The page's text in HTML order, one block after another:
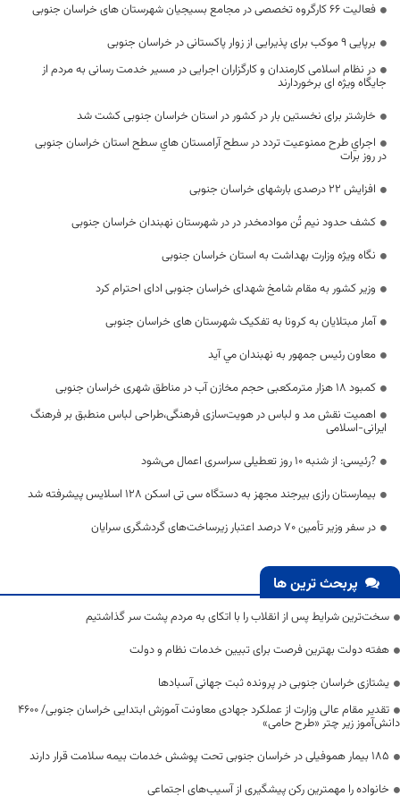
فعالیت ۶۶ کارگروه تخصصی در مجامع بسیجیان شهرستان های خراسان جنوبی
برپایی ۹ موکب برای پذیرایی از زوار پاکستانی در خراسان جنوبی
در نظام اسلامی كارمندان و كارگزاران اجرايی در مسير خدمت رسانی به مردم از
جايگاه ويژه ای برخوردارند
خارشتر برای نخستین بار در کشور در استان خراسان جنوبی کشت شد
اجراي طرح ممنوعيت تردد در سطح آرامستان هاي سطح استان خراسان جنوبی
در روز برات
افزایش 22 درصدی بارشهای خراسان جنوبی
کشف حدود نیم تُن موادمخدر در در شهرستان نهبندان خراسان جنوبی
نگاه ویژه وزارت بهداشت به استان خراسان جنوبی
وزیر کشور به مقام شامخ شهدای خراسان جنوبی ادای احترام کرد
آمار مبتلایان به کرونا به تفکیک شهرستان های خراسان جنوبی
معاون رئيس جمهور به نهبندان مي آيد
کمبود ۱۸ هزار مترمکعبی حجم مخازن آب در مناطق شهری خراسان جنوبی
اهمیت نقش مد و لباس در هویت‌سازی فرهنگی،طراحی لباس‌ منطبق بر فرهنگ
ایرانی-اسلامی
?رئیسی: از شنبه ۱۰ روز تعطیلی سراسری اعمال می‌شود
بیمارستان رازی بیرجند مجهز به دستگاه سی تی اسکن ۱۲۸ اسلایس پیشرفته شد
در سفر وزیر تأمین ۷۰ درصد اعتبار زیرساخت‌های گردشگری سرایان
پربحث ترین ها
سخت‌ترین شرایط پس از انقلاب را با اتکای به مردم پشت سر گذاشتیم
هفته دولت بهترین فرصت برای تبیین خدمات نظام و دولت
یشتازی خراسان جنوبی در پرونده ثبت جهانی آسبادها
تقدیر مقام عالی وزارت از عملکرد جهادی معاونت آموزش ابتدایی خراسان جنوبی/ ۴۶۰۰
دانش‌آموز زیر چتر «طرح حامی»
۱۸۵ بیمار هموفیلی در خراسان جنوبی تحت پوشش خدمات بیمه سلامت قرار دارند
خانواده را مهمترین رکن پیشگیری از آسیب‌های اجتماعی